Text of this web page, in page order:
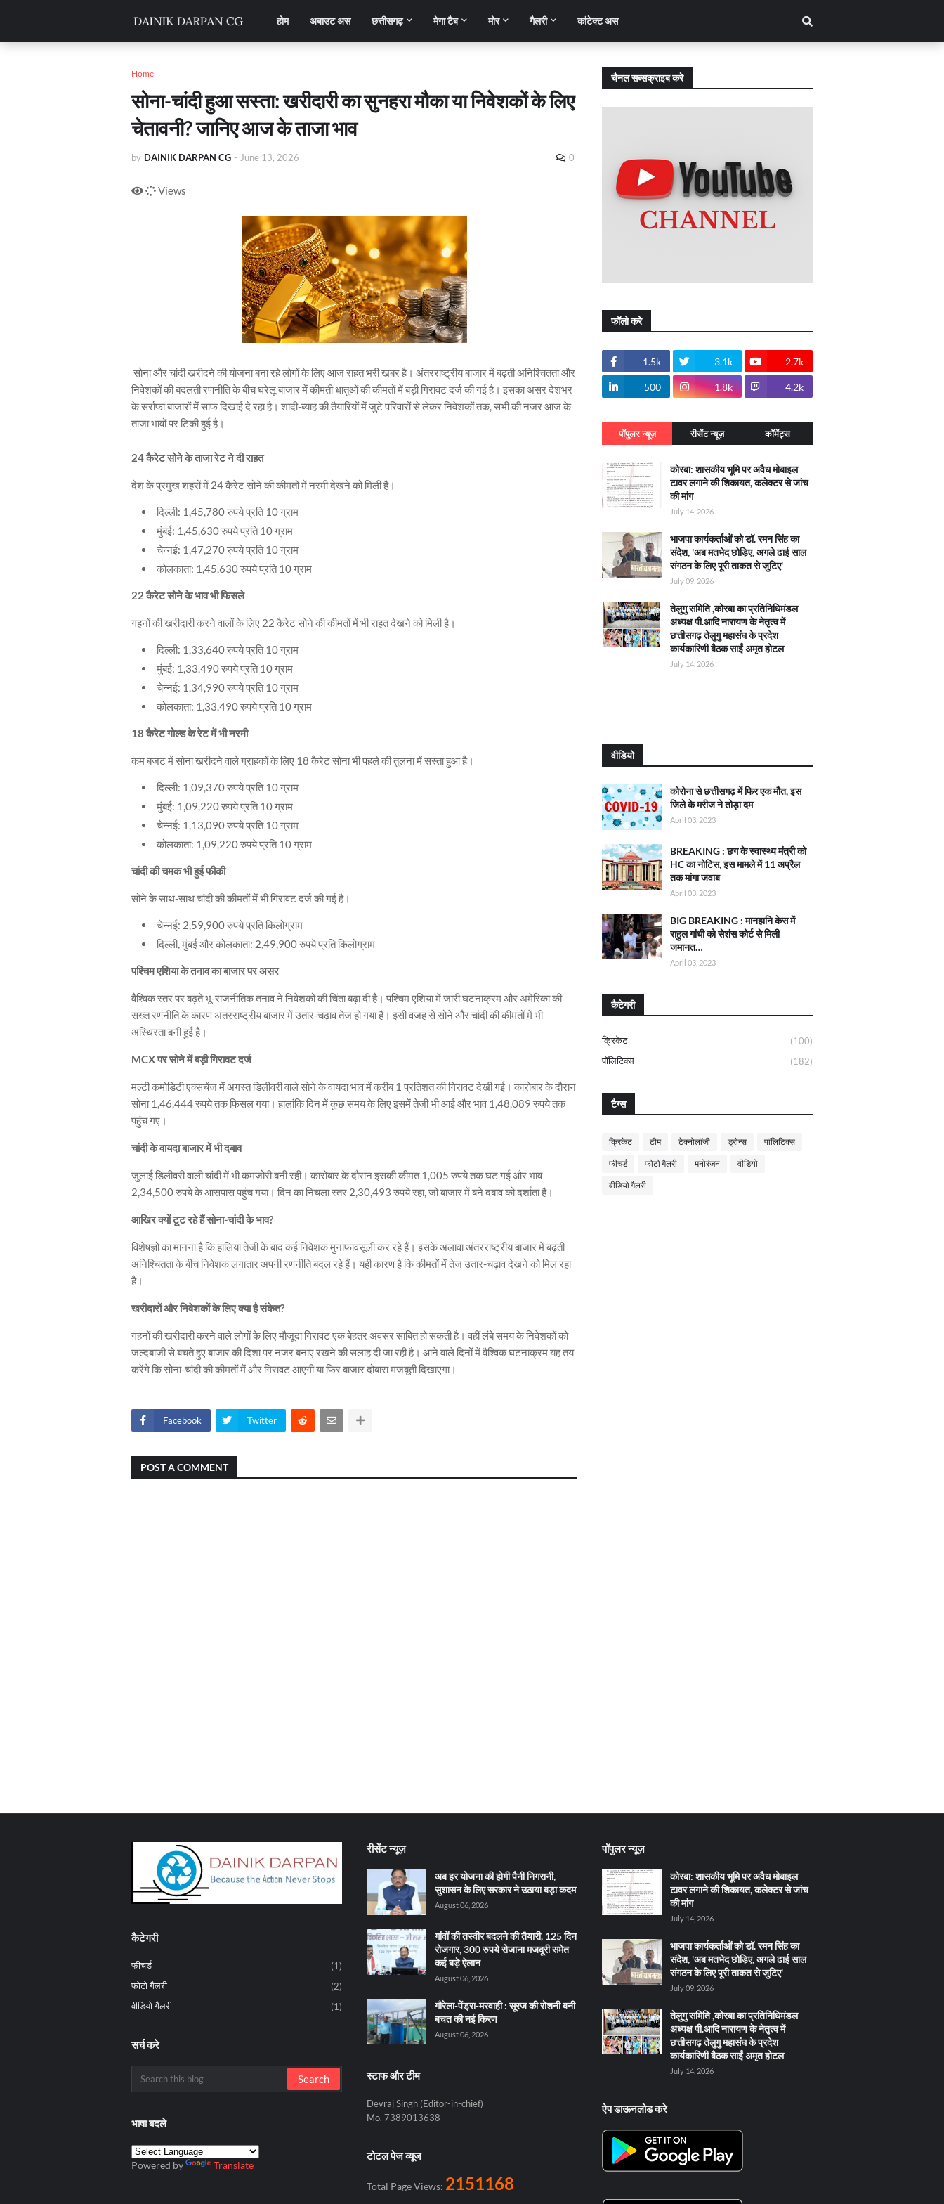
होम अबाउट अस छत्तीसगढ़ मेगा टैब मोर गैलरी कांटेक्ट अस
Home
सोना-चांदी हुआ सस्ता: खरीदारी का सुनहरा मौका या निवेशकों के लिए
चेतावनी? जानिए आज के ताजा भाव
by DAINIK DARPAN CG - June 13, 2026 0
Views
सोना और चांदी खरीदने की योजना बना रहे लोगों के लिए आज राहत भरी खबर है। अंतरराष्ट्रीय बाजार में बढ़ती अनिश्चितता और
निवेशकों की बदलती रणनीति के बीच घरेलू बाजार में कीमती धातुओं की कीमतों में बड़ी गिरावट दर्ज की गई है। इसका असर देशभर
के सर्राफा बाजारों में साफ दिखाई दे रहा है। शादी-ब्याह की तैयारियों में जुटे परिवारों से लेकर निवेशकों तक, सभी की नजर आज के
ताजा भावों पर टिकी हुई है।
24 कैरेट सोने के ताजा रेट ने दी राहत
देश के प्रमुख शहरों में 24 कैरेट सोने की कीमतों में नरमी देखने को मिली है।
दिल्ली: 1,45,780 रुपये प्रति 10 ग्राम
मुंबई: 1,45,630 रुपये प्रति 10 ग्राम
चेन्नई: 1,47,270 रुपये प्रति 10 ग्राम
कोलकाता: 1,45,630 रुपये प्रति 10 ग्राम
22 कैरेट सोने के भाव भी फिसले
गहनों की खरीदारी करने वालों के लिए 22 कैरेट सोने की कीमतों में भी राहत देखने को मिली है।
दिल्ली: 1,33,640 रुपये प्रति 10 ग्राम
मुंबई: 1,33,490 रुपये प्रति 10 ग्राम
चेन्नई: 1,34,990 रुपये प्रति 10 ग्राम
कोलकाता: 1,33,490 रुपये प्रति 10 ग्राम
18 कैरेट गोल्ड के रेट में भी नरमी
कम बजट में सोना खरीदने वाले ग्राहकों के लिए 18 कैरेट सोना भी पहले की तुलना में सस्ता हुआ है।
दिल्ली: 1,09,370 रुपये प्रति 10 ग्राम
मुंबई: 1,09,220 रुपये प्रति 10 ग्राम
चेन्नई: 1,13,090 रुपये प्रति 10 ग्राम
कोलकाता: 1,09,220 रुपये प्रति 10 ग्राम
चांदी की चमक भी हुई फीकी
सोने के साथ-साथ चांदी की कीमतों में भी गिरावट दर्ज की गई है।
चेन्नई: 2,59,900 रुपये प्रति किलोग्राम
दिल्ली, मुंबई और कोलकाता: 2,49,900 रुपये प्रति किलोग्राम
पश्चिम एशिया के तनाव का बाजार पर असर
वैश्विक स्तर पर बढ़ते भू-राजनीतिक तनाव ने निवेशकों की चिंता बढ़ा दी है। पश्चिम एशिया में जारी घटनाक्रम और अमेरिका की
सख्त रणनीति के कारण अंतरराष्ट्रीय बाजार में उतार-चढ़ाव तेज हो गया है। इसी वजह से सोने और चांदी की कीमतों में भी
अस्थिरता बनी हुई है।
MCX पर सोने में बड़ी गिरावट दर्ज
मल्टी कमोडिटी एक्सचेंज में अगस्त डिलीवरी वाले सोने के वायदा भाव में करीब 1 प्रतिशत की गिरावट देखी गई। कारोबार के दौरान
सोना 1,46,444 रुपये तक फिसल गया। हालांकि दिन में कुछ समय के लिए इसमें तेजी भी आई और भाव 1,48,089 रुपये तक
पहुंच गए।
चांदी के वायदा बाजार में भी दबाव
जुलाई डिलीवरी वाली चांदी में भी कमजोरी बनी रही। कारोबार के दौरान इसकी कीमत 1,005 रुपये तक घट गई और भाव
2,34,500 रुपये के आसपास पहुंच गया। दिन का निचला स्तर 2,30,493 रुपये रहा, जो बाजार में बने दबाव को दर्शाता है।
आखिर क्यों टूट रहे हैं सोना-चांदी के भाव?
विशेषज्ञों का मानना है कि हालिया तेजी के बाद कई निवेशक मुनाफावसूली कर रहे हैं। इसके अलावा अंतरराष्ट्रीय बाजार में बढ़ती
अनिश्चितता के बीच निवेशक लगातार अपनी रणनीति बदल रहे हैं। यही कारण है कि कीमतों में तेज उतार-चढ़ाव देखने को मिल रहा
है।
खरीदारों और निवेशकों के लिए क्या है संकेत?
गहनों की खरीदारी करने वाले लोगों के लिए मौजूदा गिरावट एक बेहतर अवसर साबित हो सकती है। वहीं लंबे समय के निवेशकों को
जल्दबाजी से बचते हुए बाजार की दिशा पर नजर बनाए रखने की सलाह दी जा रही है। आने वाले दिनों में वैश्विक घटनाक्रम यह तय
करेंगे कि सोना-चांदी की कीमतों में और गिरावट आएगी या फिर बाजार दोबारा मजबूती दिखाएगा।
Facebook Twitter
POST A COMMENT
चैनल सब्सक्राइब करे
फॉलो करे
1.5k 3.1k 2.7k
500 1.8k 4.2k
पॉपुलर न्यूज़ रीसेंट न्यूज़ कॉमेंट्स
कोरबा: शासकीय भूमि पर अवैध मोबाइल
टावर लगाने की शिकायत, कलेक्टर से जांच
की मांग
July 14, 2026
भाजपा कार्यकर्ताओं को डॉ. रमन सिंह का
संदेश, 'अब मतभेद छोड़िए, अगले ढाई साल
संगठन के लिए पूरी ताकत से जुटिए'
July 09, 2026
तेलुगु समिति ,कोरबा का प्रतिनिधिमंडल
अध्यक्ष पी.आदि नारायण के नेतृत्व में
छत्तीसगढ़ तेलुगु महासंघ के प्रदेश
कार्यकारिणी बैठक साईं अमृत होटल
July 14, 2026
वीडियो
कोरोना से छत्तीसगढ़ में फिर एक मौत, इस
जिले के मरीज ने तोड़ा दम
April 03, 2023
BREAKING : छग के स्वास्थ्य मंत्री को
HC का नोटिस, इस मामले में 11 अप्रैल
तक मांगा जवाब
April 03, 2023
BIG BREAKING : मानहानि केस में
राहुल गांधी को सेशंस कोर्ट से मिली
जमानत…
April 03, 2023
कैटेगरी
क्रिकेट
(100)
पॉलिटिक्स
(182)
टैग्स
क्रिकेट टीम टेक्नोलॉजी ड्रोन्स पॉलिटिक्स
फीचर्ड फोटो गैलरी मनोरंजन वीडियो
वीडियो गैलरी
कैटेगरी
फीचर्ड
(1)
फोटो गैलरी
(2)
वीडियो गैलरी
(1)
सर्च करे
भाषा बदले
Powered by Translate
रीसेंट न्यूज़
अब हर योजना की होगी पैनी निगरानी,
सुशासन के लिए सरकार ने उठाया बड़ा कदम
August 06, 2026
गांवों की तस्वीर बदलने की तैयारी, 125 दिन
रोजगार, 300 रुपये रोजाना मजदूरी समेत
कई बड़े ऐलान
August 06, 2026
गौरेला-पेंड्रा-मरवाही : सूरज की रोशनी बनी
बचत की नई किरण
August 06, 2026
स्टाफ और टीम
Devraj Singh (Editor-in-chief)
Mo. 7389013638
टोटल पेज व्यूज
Total Page Views: 2151168
पॉपुलर न्यूज़
कोरबा: शासकीय भूमि पर अवैध मोबाइल
टावर लगाने की शिकायत, कलेक्टर से जांच
की मांग
July 14, 2026
भाजपा कार्यकर्ताओं को डॉ. रमन सिंह का
संदेश, 'अब मतभेद छोड़िए, अगले ढाई साल
संगठन के लिए पूरी ताकत से जुटिए'
July 09, 2026
तेलुगु समिति ,कोरबा का प्रतिनिधिमंडल
अध्यक्ष पी.आदि नारायण के नेतृत्व में
छत्तीसगढ़ तेलुगु महासंघ के प्रदेश
कार्यकारिणी बैठक साईं अमृत होटल
July 14, 2026
ऐप डाऊनलोड करे